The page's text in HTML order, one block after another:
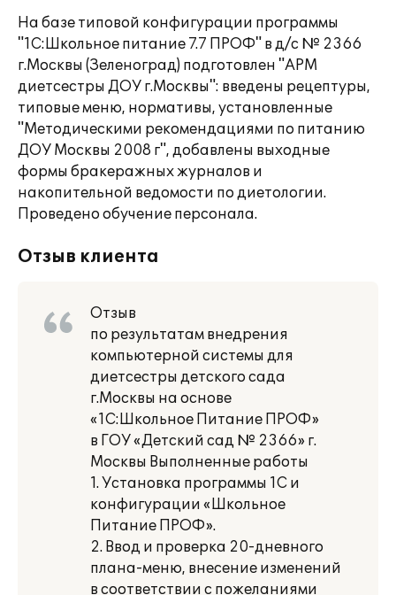
На базе типовой конфигурации программы
"1С:Школьное питание 7.7 ПРОФ" в д/с № 2366
г.Москвы (Зеленоград) подготовлен "АРМ
диетсестры ДОУ г.Москвы": введены рецептуры,
типовые меню, нормативы, установленные
"Методическими рекомендациями по питанию
ДОУ Москвы 2008 г", добавлены выходные
формы бракеражных журналов и
накопительной ведомости по диетологии.
Проведено обучение персонала.
Отзыв клиента
Отзыв
по результатам внедрения
компьютерной системы для
диетсестры детского сада
г.Москвы на основе
«1С:Школьное Питание ПРОФ»
в ГОУ «Детский сад № 2366» г.
Москвы Выполненные работы
1. Установка программы 1С и
конфигурации «Школьное
Питание ПРОФ».
2. Ввод и проверка 20-дневного
плана-меню, внесение изменений
в соответствии с пожеланиями